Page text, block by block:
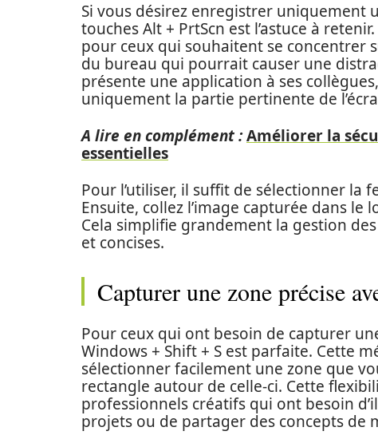
Si vous désirez enregistrer uniquement
touches Alt + PrtScn est l’astuce à
pour ceux qui souhaitent se concentrer
du bureau qui pourrait causer une
présente une application à ses
uniquement la partie pertinente de
A lire en complément :Améliorer la
essentielles
Pour l’utiliser, il suffit de sélectionner la
Ensuite, collez l’image capturée dans le
Cela simplifie grandement la gestion
et concises.
Capturer une zone précise
Pour ceux qui ont besoin de capturer
Windows + Shift + S est parfaite. Cette
sélectionner facilement une zone que
rectangle autour de celle-ci. Cette
professionnels créatifs qui ont besoin
projets ou de partager des concepts de